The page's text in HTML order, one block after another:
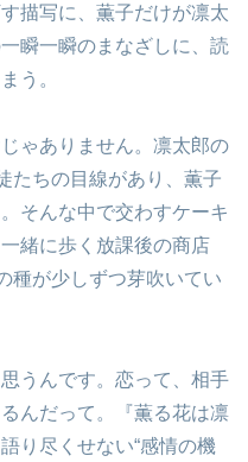
描写に、薫子だけが凛太
瞬一瞬のまなざしに、読
う。
ゃありません。凛太郎の
たちの目線があり、薫子
そんな中で交わすケーキ
緒に歩く放課後の商店
種が少しずつ芽吹いてい
うんです。恋って、相手
んだって。『薫る花は凛
り尽くせない“感情の機